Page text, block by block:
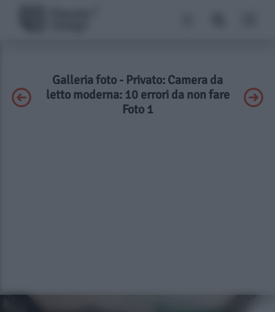
Galleria foto - Privato: Camera da
letto moderna: 10 errori da non fare
Foto 1